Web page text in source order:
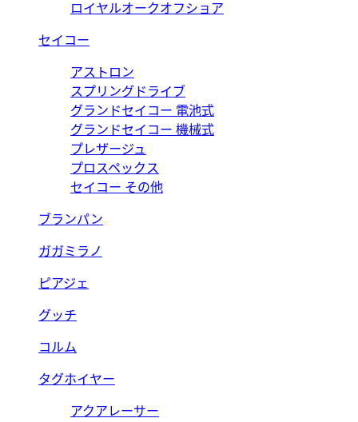
ロイヤルオークオフショア
セイコー
アストロン
スプリングドライブ
グランドセイコー 電池式
グランドセイコー 機械式
プレザージュ
プロスペックス
セイコー その他
ブランパン
ガガミラノ
ピアジェ
グッチ
コルム
タグホイヤー
アクアレーサー